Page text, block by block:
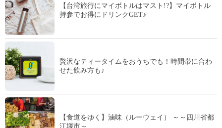
【台湾旅行にマイボトルはマスト!?】マイボトル
持参でお得にドリンクGET♪
贅沢なティータイムをおうちでも！時間帯に合わ
せた飲み方も♪
【食道をゆく】滷味（ルーウェイ） ～～四川省都
江堰市～